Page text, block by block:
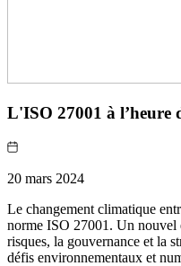
L'ISO 27001 à l’heure
20 mars 2024
Le changement climatique
norme ISO 27001. Un nouvel
risques, la gouvernance et la
défis environnementaux et